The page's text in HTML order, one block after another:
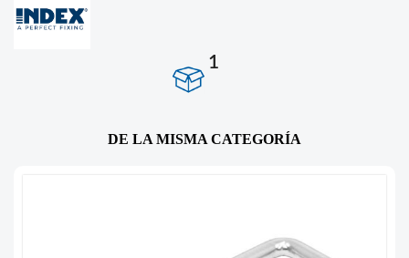
1
DE LA MISMA CATEGORÍA